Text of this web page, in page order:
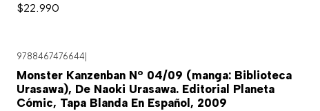
$22.990
9788467476644
Monster Kanzenban Nº 04/09 (manga: Biblioteca
Urasawa), De Naoki Urasawa. Editorial Planeta
Cómic, Tapa Blanda En Español, 2009